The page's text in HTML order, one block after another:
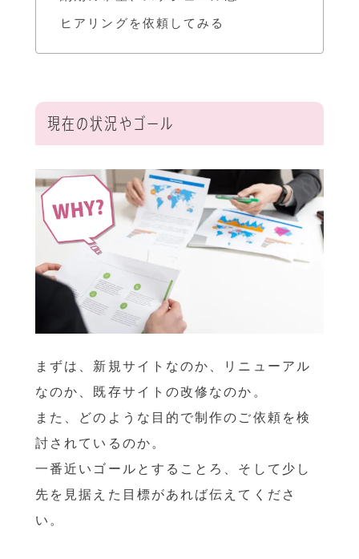
ヒアリングを依頼してみる
現在の状況やゴール
まずは、新規サイトなのか、リニューアル
なのか、既存サイトの改修なのか。
また、どのような目的で制作のご依頼を検
討されているのか。
一番近いゴールとすることろ、そして少し
先を見据えた目標があれば伝えてくださ
い。